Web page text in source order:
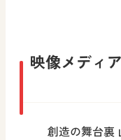
映像メディ
創造の舞台裏